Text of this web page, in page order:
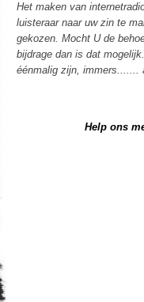
Het maken van
luisteraar naar uw zin te
gekozen. Mocht U de
bijdrage dan is dat mogelijk.
éénmalig zijn, immers.......
Help ons